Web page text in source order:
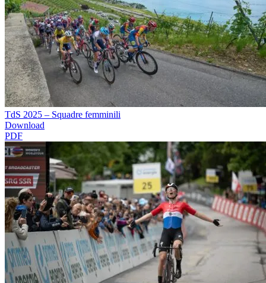
TdS 2025 – Squadre femminili
Download
PDF